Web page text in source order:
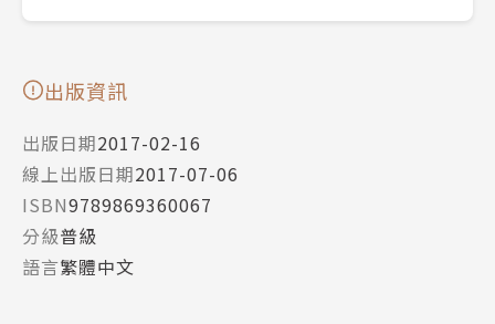
出版資訊
出版日期2017-02-16
線上出版日期2017-07-06
ISBN9789869360067
分級普級
語言繁體中文